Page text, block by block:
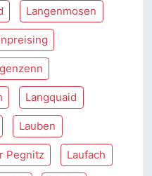
Langenmosen
Langquaid
Lauben
Pegnitz Laufach